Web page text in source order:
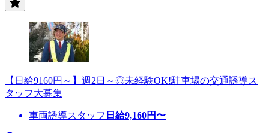
【日給9160円～】週2日～◎未経験OK!駐車場の交通誘導ス
タッフ大募集
車両誘導スタッフ 日給9,160円〜